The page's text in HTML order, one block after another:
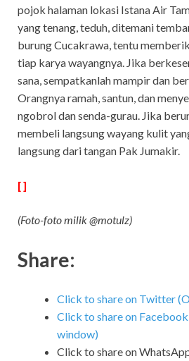
pojok halaman lokasi Istana Air
yang tenang, teduh, ditemani
burung Cucakrawa, tentu
tiap karya wayangnya. Jika
sana, sempatkanlah mampir dan
Orangnya ramah, santun, dan
ngobrol dan senda-gurau. Jika
membeli langsung wayang kulit
langsung dari tangan Pak Jumakir.
[ ]
(Foto-foto milik @motulz)
Share:
Click to share on Twitter
Click to share on
window)
Click to share on